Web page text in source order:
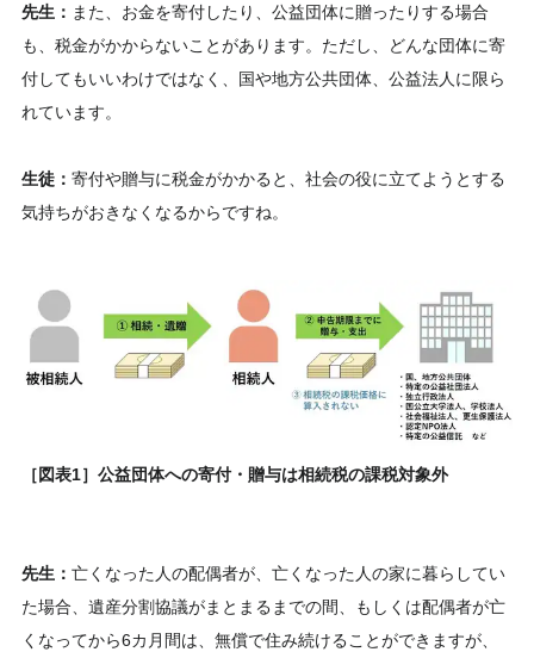
先生： また、お金を寄付したり、公益団体に贈ったりする場合
も、税金がかからないことがあります。ただし、どんな団体に寄
付してもいいわけではなく、国や地方公共団体、公益法人に限ら
れています。
生徒： 寄付や贈与に税金がかかると、社会の役に立てようとする
気持ちがおきなくなるからですね。
［図表1］公益団体への寄付・贈与は相続税の課税対象外
先生： 亡くなった人の配偶者が、亡くなった人の家に暮らしてい
た場合、遺産分割協議がまとまるまでの間、もしくは配偶者が亡
くなってから6カ月間は、無償で住み続けることができますが、